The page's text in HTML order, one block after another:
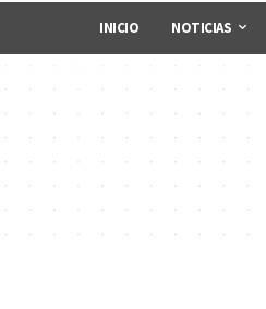
INICIO NOTICIAS